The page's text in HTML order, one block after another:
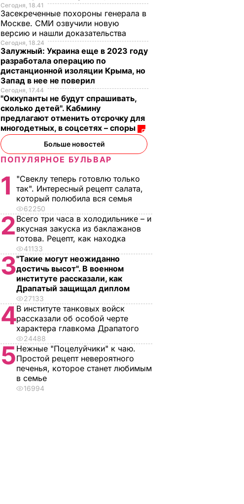
Сегодня, 18.41
Засекреченные похороны генерала в
Москве. СМИ озвучили новую
версию и нашли доказательства
Сегодня, 18.24
Залужный: Украина еще в 2023 году
разработала операцию по
дистанционной изоляции Крыма, но
Запад в нее не поверил
Сегодня, 17.44
"Оккупанты не будут спрашивать,
сколько детей". Кабмину
предлагают отменить отсрочку для
многодетных, в соцсетях – споры
Больше новостей
ПОПУЛЯРНОЕ БУЛЬВАР
1
"Свеклу теперь готовлю только
так". Интересный рецепт салата,
который полюбила вся семья
62250
2 Всего три часа в холодильнике – и
вкусная закуска из баклажанов
готова. Рецепт, как находка
41133
3"Такие могут неожиданно
достичь высот". В военном
институте рассказали, как
Драпатый защищал диплом
27133
4В институте танковых войск
рассказали об особой черте
характера главкома Драпатого
24488
5Нежные "Поцелуйчики" к чаю.
Простой рецепт невероятного
печенья, которое станет любимым
в семье
16994